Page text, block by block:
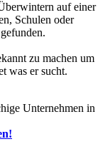
auf einer
Schulen oder
zu machen um
was er sucht.
Unternehmen in